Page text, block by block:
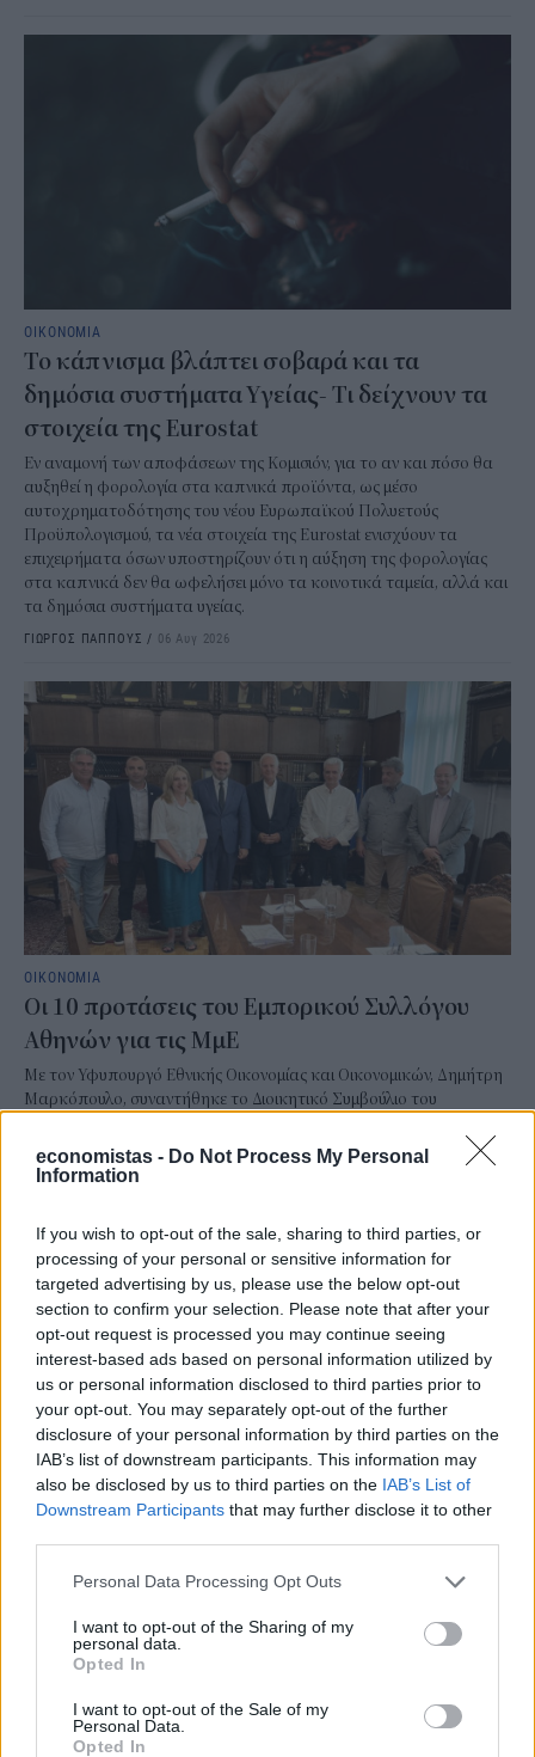
economistas - Do Not Process My Personal
Information
If you wish to opt-out of the sale, sharing to third parties, or
processing of your personal or sensitive information for
targeted advertising by us, please use the below opt-out
section to confirm your selection. Please note that after your
opt-out request is processed you may continue seeing
interest-based ads based on personal information utilized by
us or personal information disclosed to third parties prior to
your opt-out. You may separately opt-out of the further
disclosure of your personal information by third parties on the
IAB’s list of downstream participants. This information may
also be disclosed by us to third parties on the IAB’s List of
Downstream Participants that may further disclose it to other
Personal Data Processing Opt Outs
I want to opt-out of the Sharing of my
personal data.
Opted In
I want to opt-out of the Sale of my
Personal Data.
Opted In
ΟΙΚΟΝΟΜΙΑ
Το κάπνισμα βλάπτει σοβαρά και τα
δημόσια συστήματα Υγείας- Τι δείχνουν τα
στοιχεία της Eurostat
Εν αναμονή των αποφάσεων της Κομισιόν, για το αν και πόσο θα
αυξηθεί η φορολογία στα καπνικά προϊόντα, ως μέσο
αυτοχρηματοδότησης του νέου Ευρωπαϊκού Πολυετούς
Προϋπολογισμού, τα νέα στοιχεία της Eurostat ενισχύουν τα
επιχειρήματα όσων υποστηρίζουν ότι η αύξηση της φορολογίας
στα καπνικά δεν θα ωφελήσει μόνο τα κοινοτικά ταμεία, αλλά και
τα δημόσια συστήματα υγείας.
ΓΙΩΡΓΟΣ ΠΑΠΠΟΥΣ / 06 Αυγ 2026
ΟΙΚΟΝΟΜΙΑ
Οι 10 προτάσεις του Εμπορικού Συλλόγου
Αθηνών για τις ΜμΕ
Με τον Υφυπουργό Εθνικής Οικονομίας και Οικονομικών, Δημήτρη
Μαρκόπουλο, συναντήθηκε το Διοικητικό Συμβούλιο του
NEWSROOM/05 Αυγ 2026
ΟΙΚΟΝΟΜΙΑ
Από ρεκόρ σε ρεκόρ ο Εξωδικαστικός
Μηχανισμός. Οι συνολικές ρυθμίσεις ξεπέρασαν τα 20 δισ. ευρώ από
Ιουλίου, έχουν ολοκληρωθεί 66.578 ρυθμίσεις, οι οποίες
αντιστοιχούν σε αρχικές οφειλές ύψους 20,19 δισ. ευρώ.